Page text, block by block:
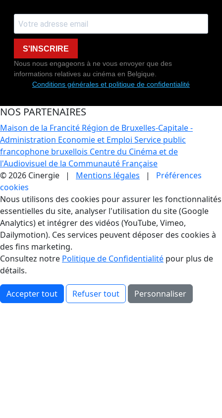
S'INSCRIRE
Nous nous engageons à ne vous envoyer que des
informations relatives au cinéma en Belgique.
Conditions générales et politique de confidentialité
NOS PARTENAIRES
Maison de la Francité Région de Bruxelles-Capitale -
Administration Economie et Emploi Service public
francophone bruxellois Centre du Cinéma et de
l'Audiovisuel de la Communauté Française
© 2026 Cinergie | Mentions légales | Préférences
cookies
Gestion des Cookies
Nous utilisons des cookies pour assurer les fonctionnalités
essentielles du site, analyser l'utilisation du site (Google
Analytics) et intégrer des vidéos (YouTube, Vimeo,
Dailymotion). Ces services peuvent déposer des cookies à
des fins marketing.
Consultez notre Politique de Confidentialité pour plus de
détails.
Accepter tout Refuser tout Personnaliser